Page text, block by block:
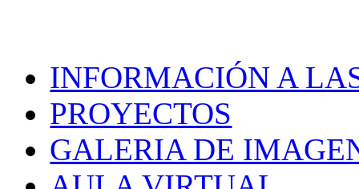
INFORMACIÓN A
PROYECTOS
GALERIA DE